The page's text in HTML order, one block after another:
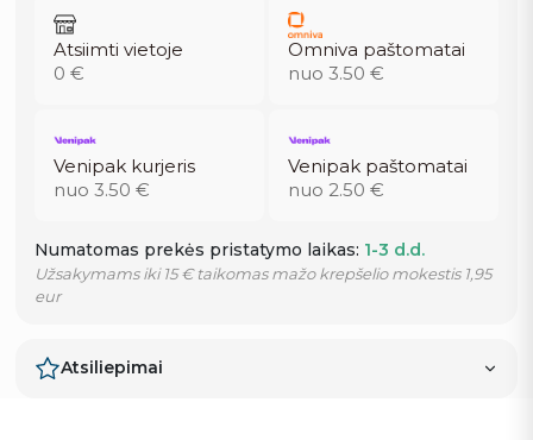
Atsiimti vietoje
0 €
Omniva paštomatai
nuo 3.50 €
Venipak kurjeris
nuo 3.50 €
Venipak paštomatai
nuo 2.50 €
Numatomas prekės pristatymo laikas: 1-3 d.d.
Užsakymams iki 15 € taikomas mažo krepšelio mokestis 1,95
eur
Atsiliepimai